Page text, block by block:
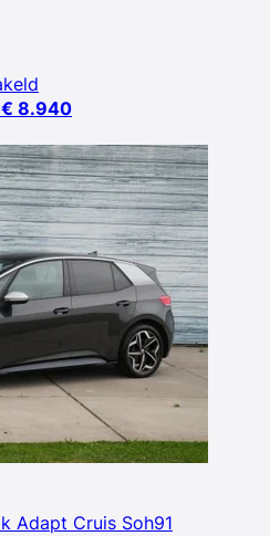
€ 8.940
Adapt Cruis Soh91